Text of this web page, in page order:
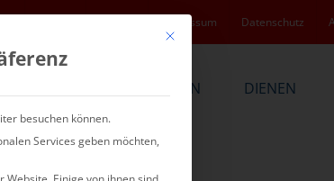
Impressum Datenschutz
BEKENNEN DIENEN
Mit diesem Button wird der
besuchen können.
Services geben möchten,